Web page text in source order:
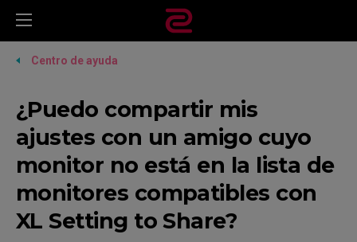
Centro de ayuda
¿Puedo compartir mis
ajustes con un amigo cuyo
monitor no está en la lista de
monitores compatibles con
XL Setting to Share?